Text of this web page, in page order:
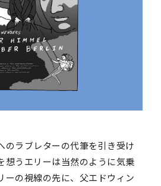
のラブレターの代筆を引き受け
想うエリーは当然のように気乗
ーの視線の先に、父エドウィン